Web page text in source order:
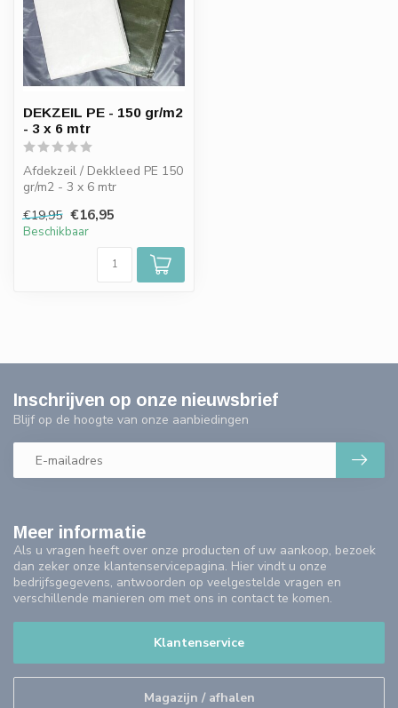
DEKZEIL PE - 150 gr/m2
- 3 x 6 mtr
Afdekzeil / Dekkleed PE 150
gr/m2 - 3 x 6 mtr
€19,95 €16,95
Beschikbaar
Meer informatie
Als u vragen heeft over onze producten of uw aankoop, bezoek
dan zeker onze klantenservicepagina. Hier vindt u onze
bedrijfsgegevens, antwoorden op veelgestelde vragen en
verschillende manieren om met ons in contact te komen.
Klantenservice
Magazijn / afhalen
Inschrijven op onze nieuwsbrief
Blijf op de hoogte van onze aanbiedingen